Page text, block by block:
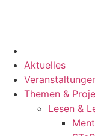
Aktuelles
Themen &
Lesen &